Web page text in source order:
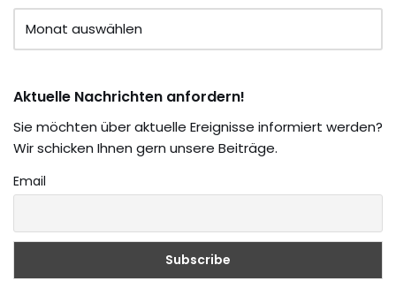
Aktuelle Nachrichten anfordern!
Sie möchten über aktuelle Ereignisse informiert werden?
Wir schicken Ihnen gern unsere Beiträge.
Email